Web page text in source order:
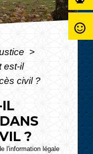
>
est-il
civil ?
?
l'information légale
sentiment_satisfied_alt